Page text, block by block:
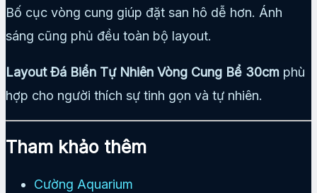
Bố cục vòng cung giúp đặt san hô dễ hơn. Ánh
sáng cũng phủ đều toàn bộ layout.
Layout Đá Biển Tự Nhiên Vòng Cung Bể 30cm phù
hợp cho người thích sự tinh gọn và tự nhiên.
Tham khảo thêm
Cường Aquarium